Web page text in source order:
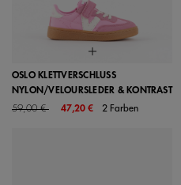
OSLO KLETTVERSCHLUSS
NYLON/VELOURSLEDER & KONTRAST
Price reduced from
59,00 €to 47,20 € 2 Farben